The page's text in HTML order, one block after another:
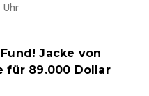
Uhr
Jacke von
für 89.000 Dollar